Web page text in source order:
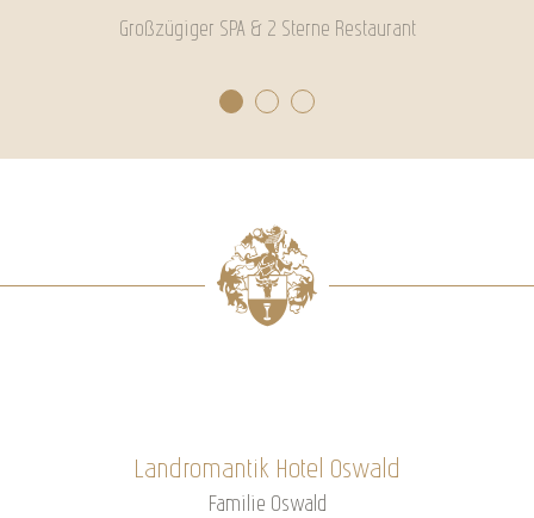
Großzügiger SPA & 2 Sterne Restaurant
Landromantik Hotel Oswald
Familie Oswald